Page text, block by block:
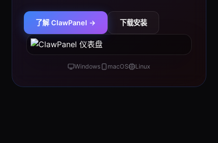
了解 ClawPanel → 下载安装
Windows macOS Linux